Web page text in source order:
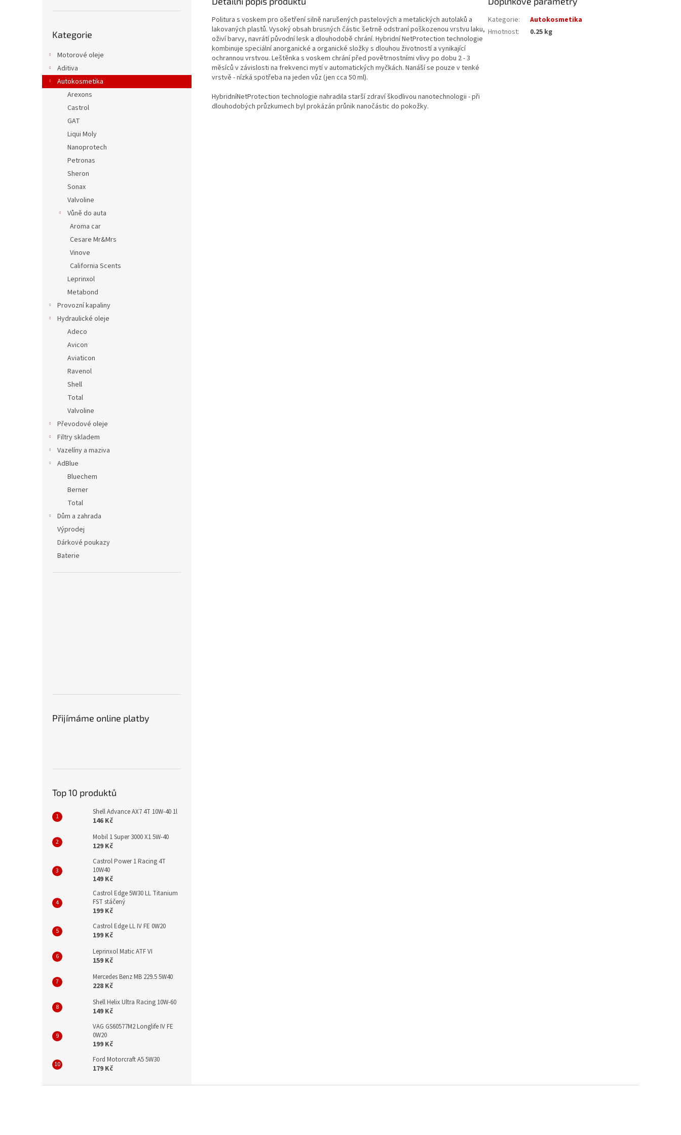
kategorie
Kategorie
Motorové oleje
Aditiva
Autokosmetika
Arexons
Castrol
GAT
Liqui Moly
Nanoprotech
Petronas
Sheron
Sonax
Valvoline
Vůně do auta
Aroma car
Cesare Mr&Mrs
Vinove
California Scents
Leprinxol
Metabond
Provozní kapaliny
Hydraulické oleje
Adeco
Avicon
Aviaticon
Ravenol
Shell
Total
Valvoline
Převodové oleje
Filtry skladem
Vazelíny a maziva
AdBlue
Bluechem
Berner
Total
Dům a zahrada
Výprodej
Dárkové poukazy
Baterie
Přijímáme online platby
Top 10 produktů
Shell Advance AX7 4T 10W-40 1l
146 Kč
Mobil 1 Super 3000 X1 5W-40
129 Kč
Castrol Power 1 Racing 4T
10W40
149 Kč
Castrol Edge 5W30 LL Titanium
FST stáčený
199 Kč
Castrol Edge LL IV FE 0W20
199 Kč
Leprinxol Matic ATF VI
159 Kč
Mercedes Benz MB 229.5 5W40
228 Kč
Shell Helix Ultra Racing 10W-60
149 Kč
VAG GS60577M2 Longlife IV FE
0W20
199 Kč
Ford Motorcraft A5 5W30
179 Kč
Politura s voskem pro ošetření silně narušených pastelových a metalických autolaků a
lakovaných plastů. Vysoký obsah brusných částic šetrně odstraní poškozenou vrstvu laku,
oživí barvy, navrátí původní lesk a dlouhodobě chrání. Hybridní NetProtection technologie
kombinuje speciální anorganické a organické složky s dlouhou životností a vynikající
ochrannou vrstvou. Leštěnka s voskem chrání před povětrnostními vlivy po dobu 2 - 3
měsíců v závislosti na frekvenci mytí v automatických myčkách. Nanáší se pouze v tenké
vrstvě - nízká spotřeba na jeden vůz (jen cca 50 ml).
HybridníNetProtection technologie nahradila starší zdraví škodlivou nanotechnologii - při
dlouhodobých průzkumech byl prokázán průnik nanočástic do pokožky.
Kategorie:
Autokosmetika
Hmotnost: 0.25 kg